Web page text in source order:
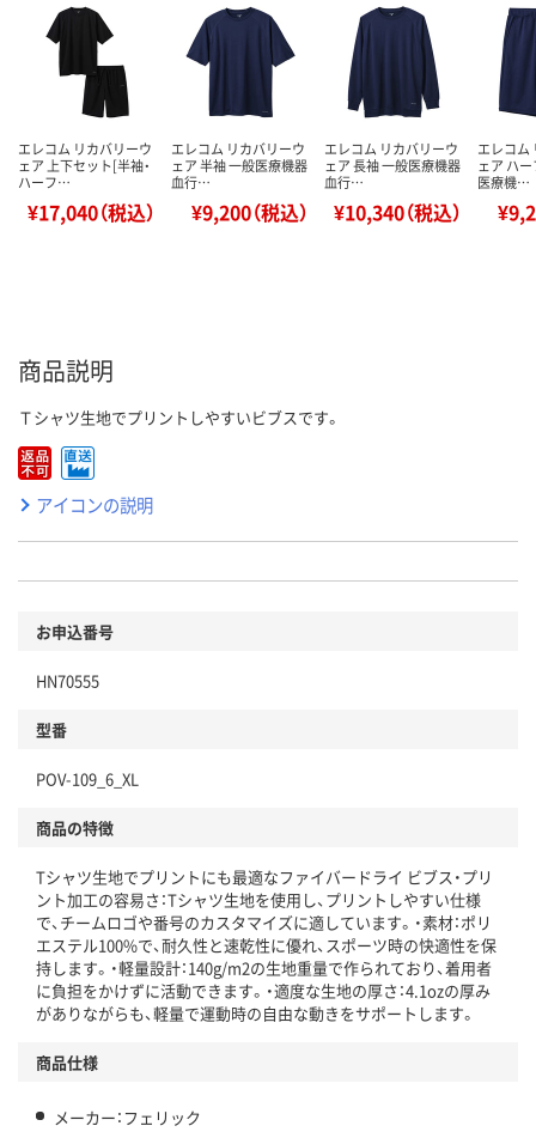
エレコム リカバリーウ
ェア 上下セット[半袖・
ハーフ…
¥17,040（税込）
エレコム リカバリーウ
ェア 半袖 一般医療機器
血行…
¥9,200（税込）
エレコム リカバリーウ
ェア 長袖 一般医療機器
血行…
¥10,340（税込）
エレコム
ェア ハ
医療機…
商品説明
Ｔシャツ生地でプリントしやすいビブスです。
アイコンの説明
お申込番号
HN70555
型番
POV-109_6_XL
商品の特徴
Tシャツ生地でプリントにも最適なファイバードライ ビブス・プリ
ント加工の容易さ：Tシャツ生地を使用し、プリントしやすい仕様
で、チームロゴや番号のカスタマイズに適しています。・素材：ポリ
エステル100%で、耐久性と速乾性に優れ、スポーツ時の快適性を保
持します。・軽量設計：140g/m2の生地重量で作られており、着用者
に負担をかけずに活動できます。・適度な生地の厚さ：4.1ozの厚み
がありながらも、軽量で運動時の自由な動きをサポートします。
商品仕様
メーカー：フェリック